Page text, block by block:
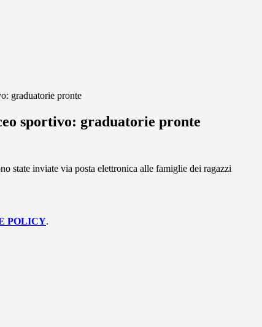
graduatorie pronte
sportivo: graduatorie pronte
state inviate via posta elettronica alle famiglie dei ragazzi
POLICY.